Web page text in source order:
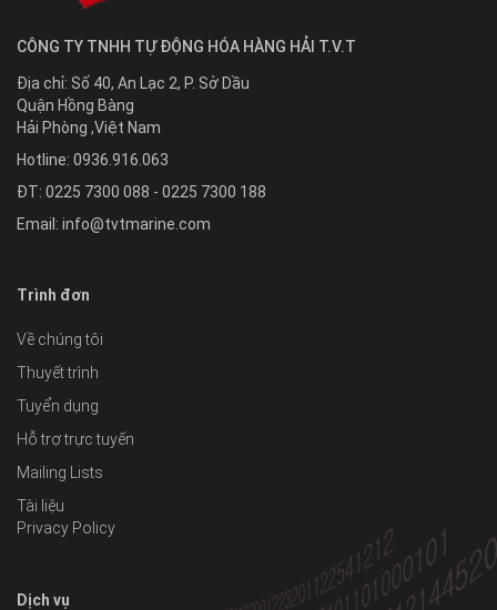
CÔNG TY TNHH TỰ ĐỘNG HÓA HÀNG HẢI T.V.T
Địa chỉ: Số 40, An Lạc 2, P. Sở Dầu
Quận Hồng Bàng
Hải Phòng ,Việt Nam
Hotline: 0936.916.063
ĐT: 0225 7300 088 - 0225 7300 188
Email: info@tvtmarine.com
Trình đơn
Về chúng tôi
Thuyết trình
Tuyển dụng
Hỗ trợ trực tuyến
Mailing Lists
Tài liệu
Privacy Policy
Dịch vụ